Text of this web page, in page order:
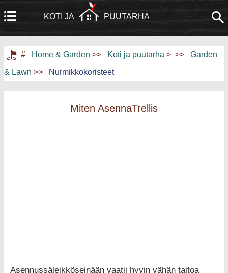
KOTI JA PUUTARHA
Koti Rakennus ja remontointi
Huonekalut
# Home & Garden >> Koti ja puutarha > >>
Garden
& Lawn >> Nurmikkokoristeet
Miten AsennaTrellis
Asennussäleikköseinään vaatii hyvin vähän taitoa